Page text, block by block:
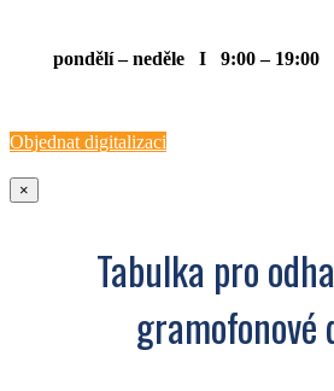
pondělí – neděle I 9:00 – 19:00
Objednat digitalizaci
×
Tabulka pro
gramofonové